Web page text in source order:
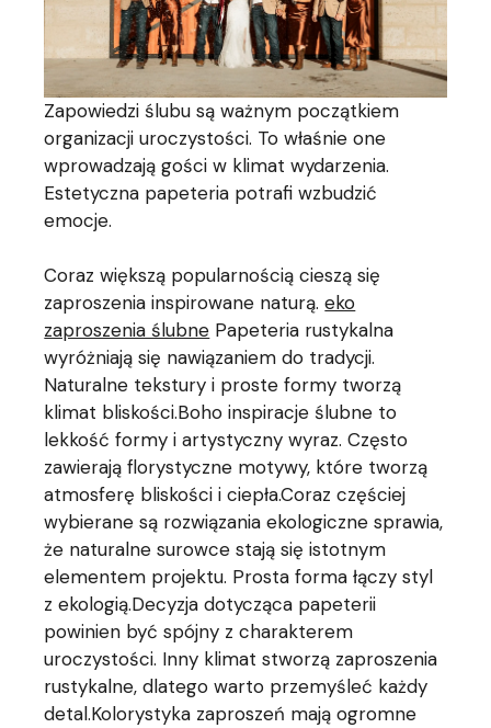
Zapowiedzi ślubu są ważnym początkiem
organizacji uroczystości. To właśnie one
wprowadzają gości w klimat wydarzenia.
Estetyczna papeteria potrafi wzbudzić
emocje.
Coraz większą popularnością cieszą się
zaproszenia inspirowane naturą.eko
zaproszenia ślubne Papeteria rustykalna
wyróżniają się nawiązaniem do tradycji.
Naturalne tekstury i proste formy tworzą
klimat bliskości.Boho inspiracje ślubne to
lekkość formy i artystyczny wyraz. Często
zawierają florystyczne motywy, które tworzą
atmosferę bliskości i ciepła.Coraz częściej
wybierane są rozwiązania ekologiczne sprawia,
że naturalne surowce stają się istotnym
elementem projektu. Prosta forma łączy styl
z ekologią.Decyzja dotycząca papeterii
powinien być spójny z charakterem
uroczystości. Inny klimat stworzą zaproszenia
rustykalne, dlatego warto przemyśleć każdy
detal.Kolorystyka zaproszeń mają ogromne